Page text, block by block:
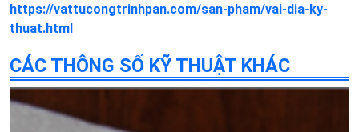
https://vattucongtrinhpan.com/san-pham/vai-dia-ky-
thuat.html
CÁC THÔNG SỐ KỸ THUẬT KHÁC